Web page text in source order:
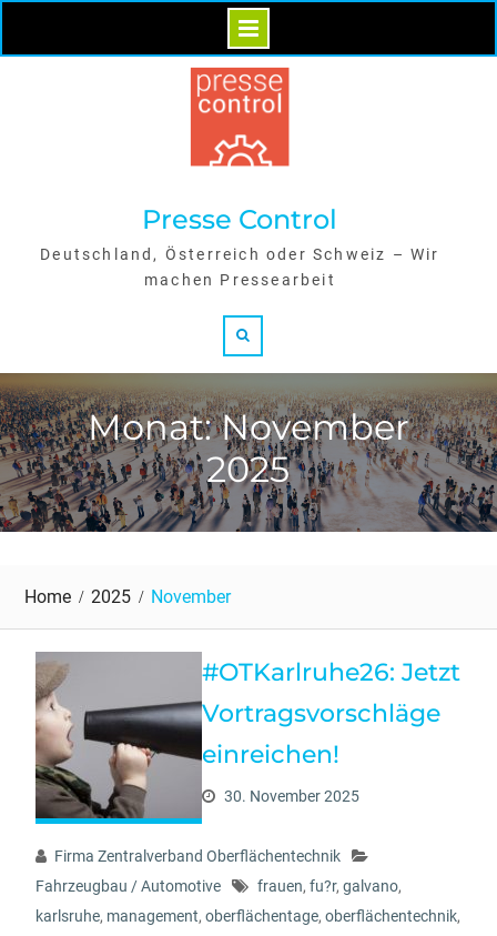
Skip
Presse Control
Deutschland, Österreich oder Schweiz – Wir
machen Pressearbeit
Monat: November
2025
Home 2025 November
#OTKarlruhe26: Jetzt
Vortragsvorschläge
einreichen!
30. November 2025
Firma Zentralverband Oberflächentechnik
Fahrzeugbau / Automotive
frauen, fu?r, galvano,
karlsruhe, management, oberflächentage, oberflächentechnik,